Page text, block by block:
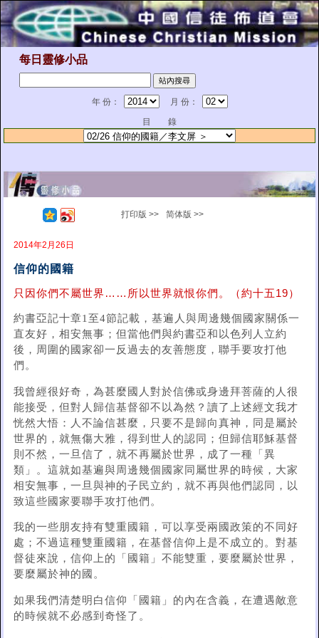
每日靈修小品
年 份：
月 份：
目 錄
打印版 >> 简体版 >>
2014年2月26日
信仰的國籍
只因你們不屬世界……所以世界就恨你們。（約十五19）
約書亞記十章1至4節記載，基遍人與周邊幾個國家關係一
直友好，相安無事；但當他們與約書亞和以色列人立約
後，周圍的國家卻一反過去的友善態度，聯手要攻打他
們。
我曾經很好奇，為甚麼國人對於信佛或身邊拜菩薩的人很
能接受，但對人歸信基督卻不以為然？讀了上述經文我才
恍然大悟：人不論信甚麼，只要不是歸向真神，同是屬於
世界的，就無傷大雅，得到世人的認同；但歸信耶穌基督
則不然，一旦信了，就不再屬於世界，成了一種「異
類」。這就如基遍與周邊幾個國家同屬世界的時候，大家
相安無事，一旦與神的子民立約，就不再與他們認同，以
致這些國家要聯手攻打他們。
我的一些朋友持有雙重國籍，可以享受兩國政策的不同好
處；不過這種雙重國籍，在基督信仰上是不成立的。對基
督徒來說，信仰上的「國籍」不能雙重，要麼屬於世界，
要麼屬於神的國。
如果我們清楚明白信仰「國籍」的內在含義，在遭遇敵意
的時候就不必感到奇怪了。